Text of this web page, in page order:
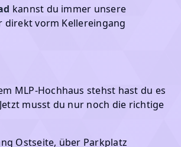
kannst du immer unsere
direkt vorm Kellereingang
MLP-Hochhaus stehst hast du es
musst du nur noch die richtige
Ostseite, über Parkplatz